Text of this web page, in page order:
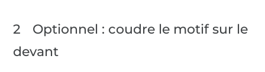
2
Optionnel : coudre le motif sur le
devant